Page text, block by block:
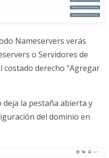
Nameservers verás
o Servidores de
derecho “Agregar
la pestaña abierta y
del dominio en